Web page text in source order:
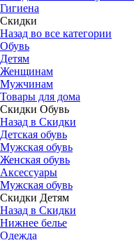
Гигиена
Скидки
Назад во все категории
Обувь
Детям
Женщинам
Мужчинам
Товары для дома
Скидки Обувь
Назад в Скидки
Детская обувь
Мужская обувь
Женская обувь
Аксессуары
Мужская обувь
Скидки Детям
Назад в Скидки
Нижнее белье
Одежда